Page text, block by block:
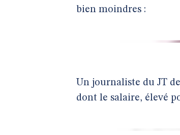
bien moindres :
Un journaliste du JT
dont le salaire, élevé